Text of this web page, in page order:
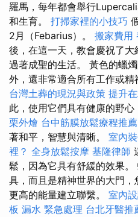
羅馬，每年都會舉行
和生育。 打掃家裡的小技巧
2月（Febarius）。 搬家費用
後，在這一天，教會慶祝了
過著成聖的生活。 黃色的蠟
外，還非常適合所有工作或精
台灣土葬的現況與政策 提升
此，使用它們具有健康的野心
栗外燴 台中筋膜放鬆療程推薦
著和平，智慧與清晰。 室內
裡？ 全身放鬆按摩 基隆律師
鬆，因為它具有舒緩的效果
具，而且是精神世界的大門
更高的能量建立聯繫。 室內
板 漏水 緊急處理 台北牙醫推